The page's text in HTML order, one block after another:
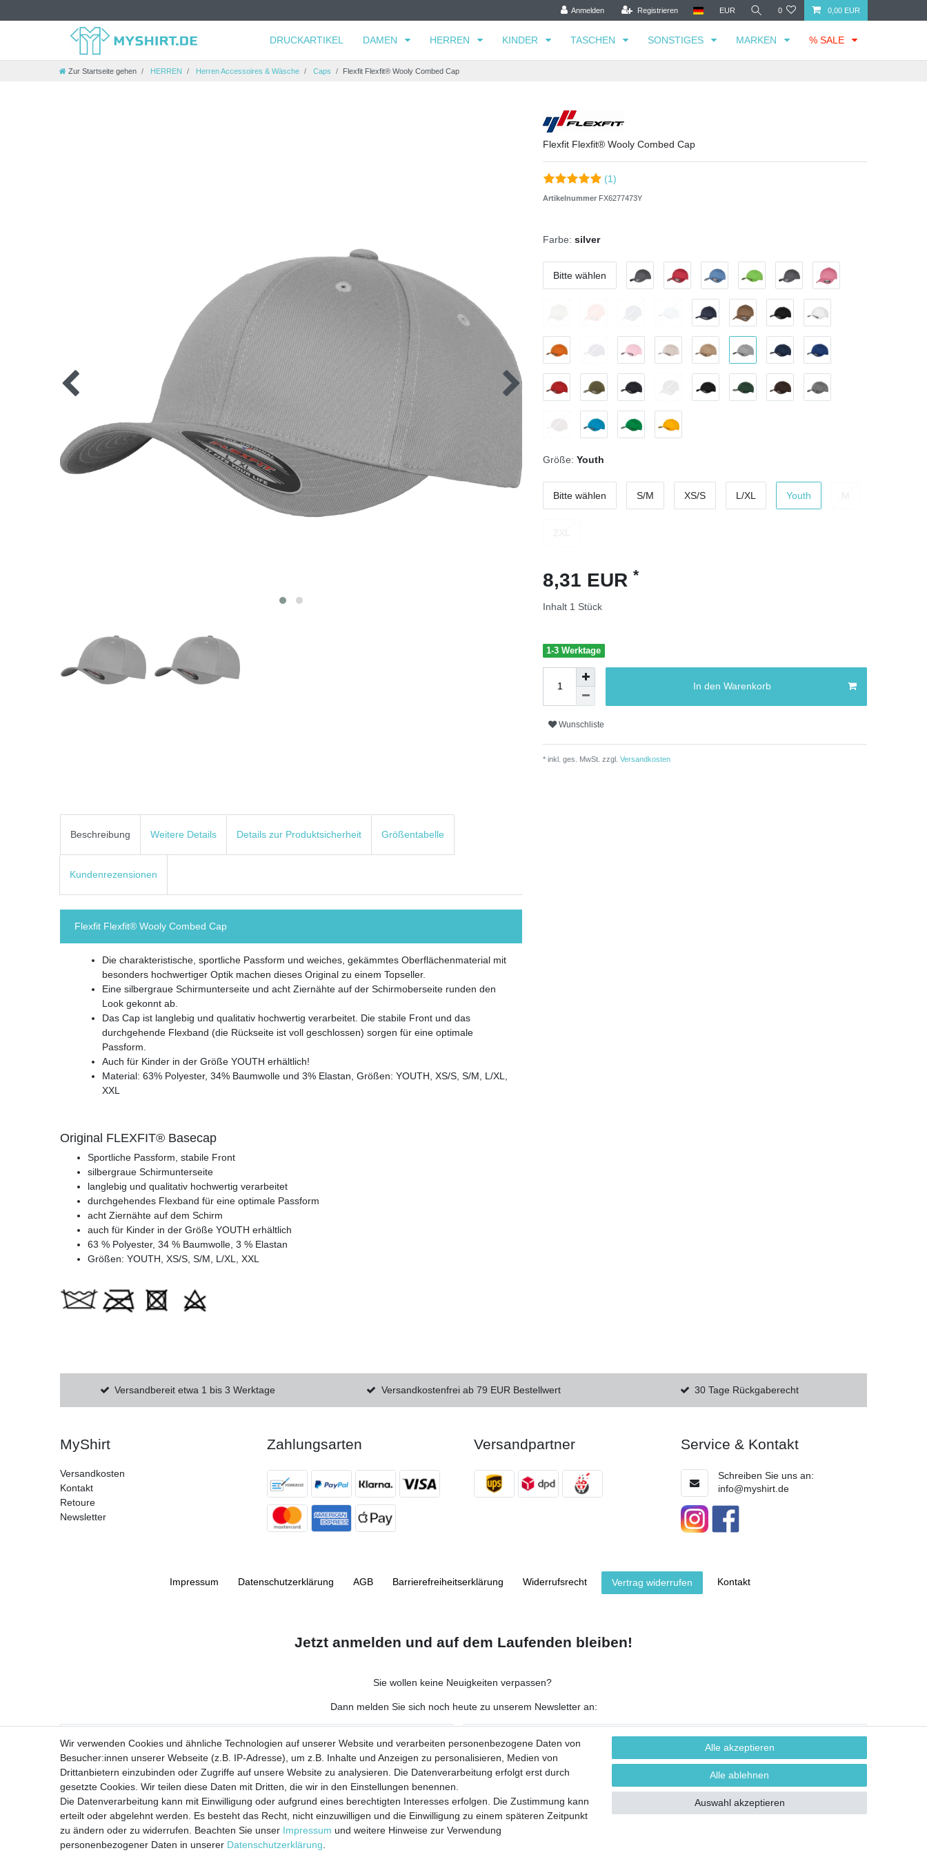
Anmelden Registrieren EUR 0 0,00 EUR
DRUCKARTIKEL DAMEN HERREN KINDER TASCHEN SONSTIGES MARKEN % SALE
Zur Startseite gehen HERREN Herren Accessoires & Wäsche Caps Flexfit Flexfit® Wooly Combed Cap
Flexfit Flexfit® Wooly Combed Cap
(1)
Artikelnummer FX6277473Y
Farbe: silver
Bitte wählen
Größe: Youth
Bitte wählen S/M XS/S L/XL Youth
8,31 EUR *
Inhalt 1 Stück
1-3 Werktage
In den Warenkorb
Wunschliste
* inkl. ges. MwSt. zzgl. Versandkosten
Beschreibung Weitere Details Details zur Produktsicherheit Größentabelle
Kundenrezensionen
Flexfit Flexfit® Wooly Combed Cap
Die charakteristische, sportliche Passform und weiches, gekämmtes Oberflächenmaterial mit
besonders hochwertiger Optik machen dieses Original zu einem Topseller.
Eine silbergraue Schirmunterseite und acht Ziernähte auf der Schirmoberseite runden den
Look gekonnt ab.
Das Cap ist langlebig und qualitativ hochwertig verarbeitet. Die stabile Front und das
durchgehende Flexband (die Rückseite ist voll geschlossen) sorgen für eine optimale
Passform.
Auch für Kinder in der Größe YOUTH erhältlich!
Material: 63% Polyester, 34% Baumwolle und 3% Elastan, Größen: YOUTH, XS/S, S/M, L/XL,
XXL
Original FLEXFIT® Basecap
Sportliche Passform, stabile Front
silbergraue Schirmunterseite
langlebig und qualitativ hochwertig verarbeitet
durchgehendes Flexband für eine optimale Passform
acht Ziernähte auf dem Schirm
auch für Kinder in der Größe YOUTH erhältlich
63 % Polyester, 34 % Baumwolle, 3 % Elastan
Größen: YOUTH, XS/S, S/M, L/XL, XXL
Versandbereit etwa 1 bis 3 Werktage Versandkostenfrei ab 79 EUR Bestellwert 30 Tage Rückgaberecht
MyShirt
Versandkosten
Kontakt
Retoure
Newsletter
Zahlungsarten Versandpartner Service & Kontakt
Schreiben Sie uns an:
info@myshirt.de
Impressum Daten­schutz­erklärung AGB Barrierefreiheitserklärung Widerrufs­recht Vertrag widerrufen Kontakt
Jetzt anmelden und auf dem Laufenden bleiben!
Sie wollen keine Neuigkeiten verpassen?
Dann melden Sie sich noch heute zu unserem Newsletter an:
E-MAIL **
Newsletter
Honig
Ich stimme zu, dass meine personenbezogenen Daten genutzt werden, um werbliche E-Mails zu erhalten, und weiß, dass ich dies jederzeit widerrufen kann.**
Wir verwenden Cookies und ähnliche Technologien auf unserer Website und verarbeiten personenbezogene Daten von
Besucher:innen unserer Webseite (z.B. IP-Adresse), um z.B. Inhalte und Anzeigen zu personalisieren, Medien von
Drittanbietern einzubinden oder Zugriffe auf unsere Website zu analysieren. Die Datenverarbeitung erfolgt erst durch
gesetzte Cookies. Wir teilen diese Daten mit Dritten, die wir in den Einstellungen benennen.
Die Datenverarbeitung kann mit Einwilligung oder aufgrund eines berechtigten Interesses erfolgen. Die Zustimmung kann
erteilt oder abgelehnt werden. Es besteht das Recht, nicht einzuwilligen und die Einwilligung zu einem späteren Zeitpunkt
zu ändern oder zu widerrufen. Beachten Sie unser Impressum und weitere Hinweise zur Verwendung
personenbezogener Daten in unserer Daten­schutz­erklärung
Alle akzeptieren
Alle ablehnen
Auswahl akzeptieren